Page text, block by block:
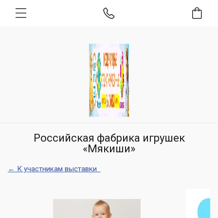
Российская фабрика игрушек
«Мякиши»
← К участникам выставки